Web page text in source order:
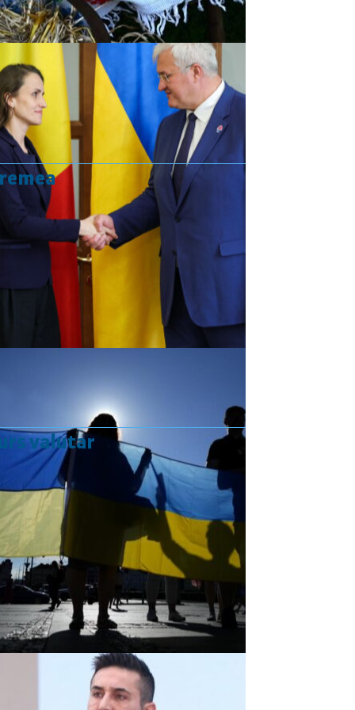
valutar
Curs valutar: 07 Aug 2026
EUR
: 5,2554 RON
+0,0041 ▲
: 4,5584 RON
+0,0077 ▲
: 5,6244 RON
+0,0023 ▲
GBP : 6,1277 RON
+0,0041 ▲
Convertor valutar
»